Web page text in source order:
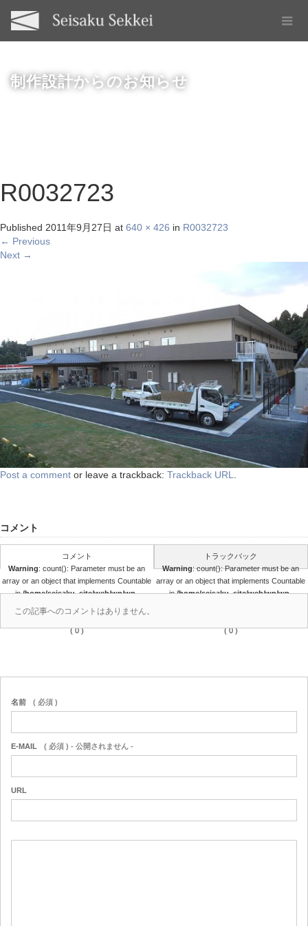
制作設計からのお知らせ
R0032723
Published 2011年9月27日 at 640 × 426 in R0032723
← Previous
Next →
Post a comment or leave a trackback: Trackback URL
コメント
コメント
Warning: count(): Parameter must be an
array or an object that implements Countable
in/home/seisaku_site/web/wp/wp-
content/themes/seisaku/comments.php
36
( 0 )
トラックバック
Warning: count(): Parameter must be an
array or an object that implements Countable
in/home/seisaku_site/web/wp/wp-
( 0 )
この記事へのコメントはありません。
名前 ( 必須 )
E-MAIL ( 必須 ) - 公開されません -
URL